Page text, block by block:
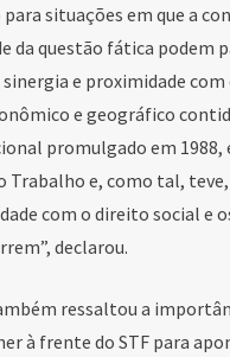
situações em que a
da questão fática podem
e proximidade
e geográfico
promulgado em 1988,
Trabalho e, como tal,
com o direito social e
declarou.
ressaltou a
à frente do STF para